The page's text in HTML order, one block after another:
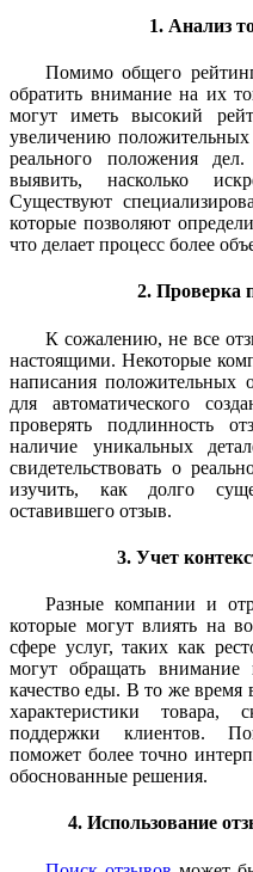
1. Анализ
Помимо общего
обратить внимание на их
могут иметь высокий
увеличению
реального положения
выявить, насколько
Существуют
которые позволяют
что делает процесс более
2. Проверка
К сожалению, не все
настоящими. Некоторые
написания положительных
для автоматического
проверять подлинность
наличие уникальных
свидетельствовать о
изучить, как долго
оставившего отзыв.
3. Учет
Разные компании и
которые могут влиять на
сфере услуг, таких как
могут обращать внимание
качество еды. В то же
характеристики товара,
поддержки клиентов.
поможет более точно
обоснованные решения.
4. Использование